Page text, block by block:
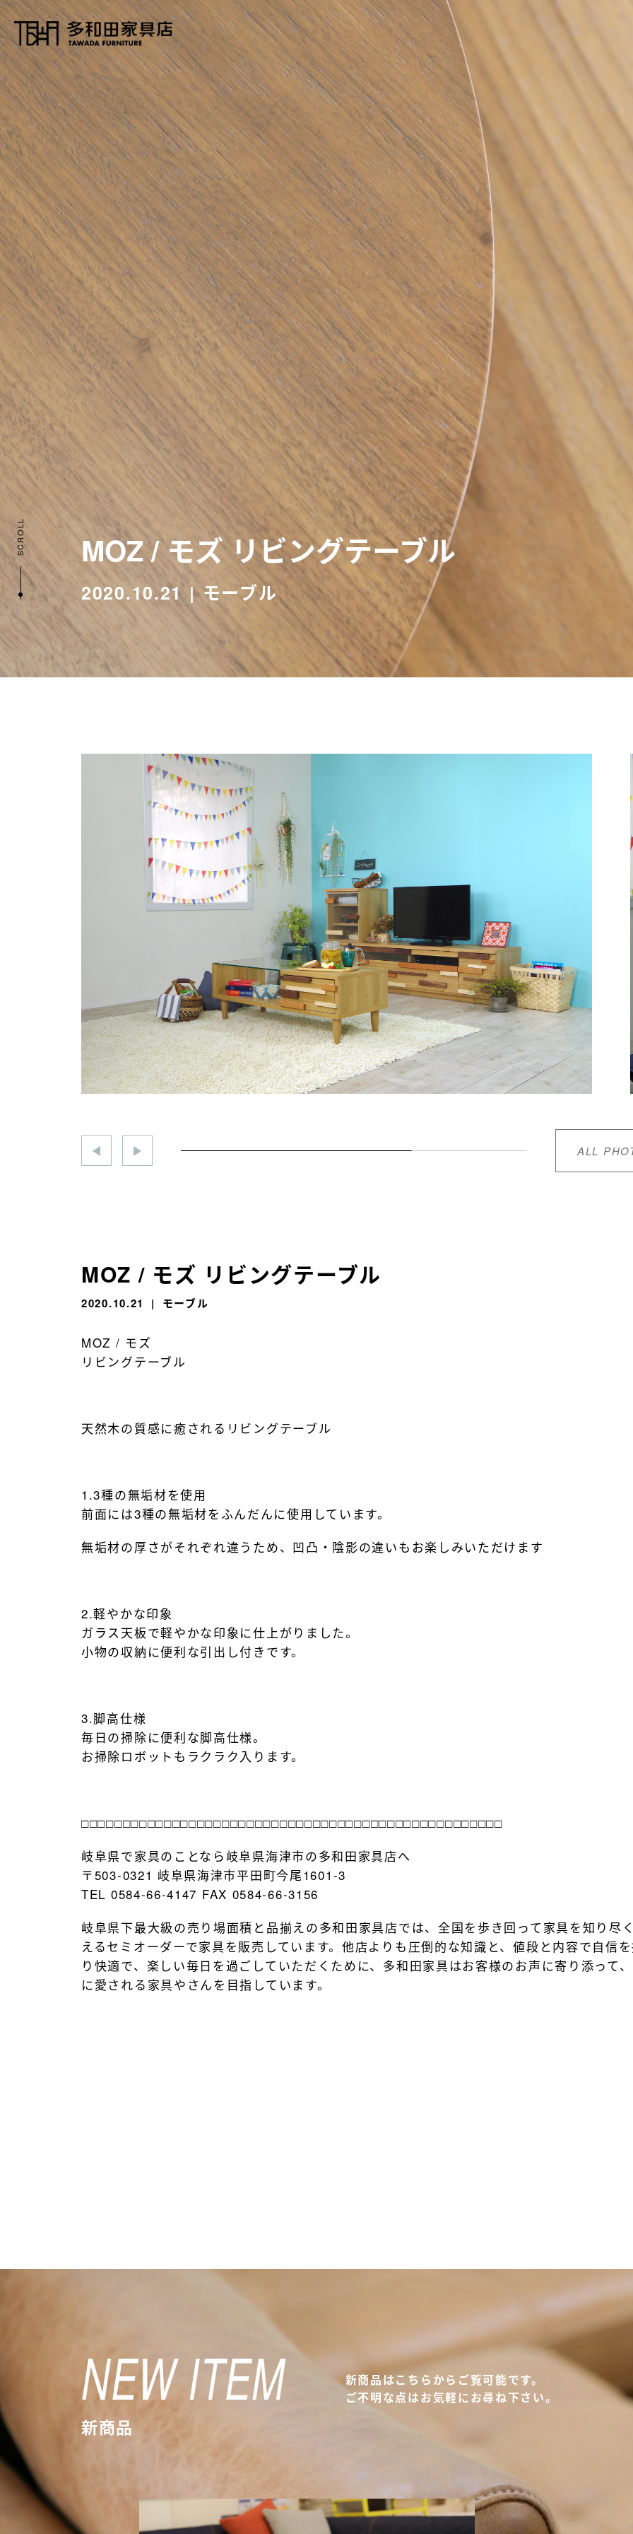
MOZ / モズ リビングテーブル
2020.10.21 モーブル
SCROLL
ALL
MOZ / モズ リビングテーブル
2020.10.21 モーブル
MOZ / モズ
リビングテーブル
天然木の質感に癒されるリビングテーブル
1.3種の無垢材を使用
前面には3種の無垢材をふんだんに使用しています。
無垢材の厚さがそれぞれ違うため、凹凸・陰影の違いもお楽しみいただけます
2.軽やかな印象
ガラス天板で軽やかな印象に仕上がりました。
小物の収納に便利な引出し付きです。
3.脚高仕様
毎日の掃除に便利な脚高仕様。
お掃除ロボットもラクラク入ります。
□□□□□□□□□□□□□□□□□□□□□□□□□□□□□□□□□□□□□□□□□□□□□□□□□□□
岐阜県で家具のことなら岐阜県海津市の多和田家具店へ
〒503-0321 岐阜県海津市平田町今尾1601-3
TEL 0584-66-4147 FAX 0584-66-3156
岐阜県下最大級の売り場面積と品揃えの多和田家具店では、全国を歩き回って家具を知り尽
えるセミオーダーで家具を販売しています。他店よりも圧倒的な知識と、値段と内容で自信
り快適で、楽しい毎日を過ごしていただくために、多和田家具はお客様のお声に寄り添って
に愛される家具やさんを目指しています。
NEW ITEM
新商品
新商品はこちらからご覧可能です。
ご不明な点はお気軽にお尋ね下さい。